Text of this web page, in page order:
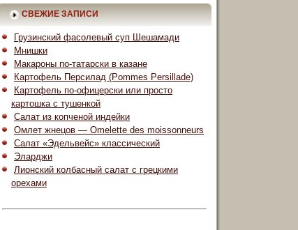
СВЕЖИЕ ЗАПИСИ
Грузинский фасолевый суп Шешамади
Мнишки
Макароны по-татарски в казане
Картофель Персилад (Pommes Persillade)
Картофель по-офицерски или просто
картошка с тушенкой
Салат из копченой индейки
Омлет жнецов — Omelette des moissonneurs
Салат «Эдельвейс» классический
Эларджи
Лионский колбасный салат с грецкими
орехами